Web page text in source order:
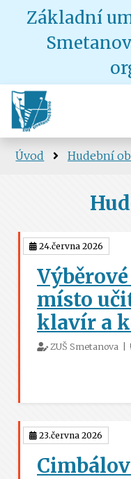
Základní
Úvod Hudební
24.června 2026
místo
klavír a
ZUŠ Smetanova |
23.června 2026